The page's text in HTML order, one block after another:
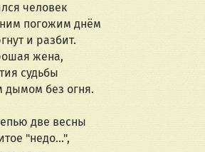
человек
погожим днём
и разбит.
жена,
судьбы
дымом без огня.
две весны
"недо...",